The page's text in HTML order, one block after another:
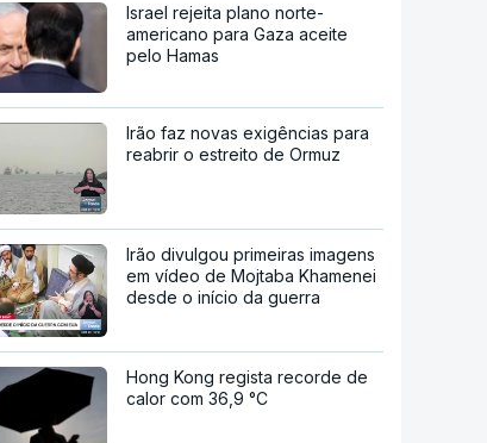
Israel rejeita plano norte-
americano para Gaza aceite
pelo Hamas
Irão faz novas exigências para
reabrir o estreito de Ormuz
Irão divulgou primeiras imagens
em vídeo de Mojtaba Khamenei
desde o início da guerra
Hong Kong regista recorde de
calor com 36,9 °C